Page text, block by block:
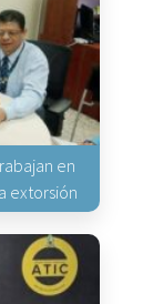
en
extorsión